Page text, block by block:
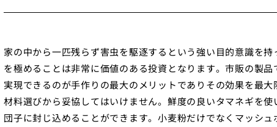
家の中から一匹残らず害虫を駆逐するという強い目的意識を
を極めることは非常に価値のある投資となります。市販の製
実現できるのが手作りの最大のメリットでありその効果を最
材料選びから妥協してはいけません。鮮度の良いタマネギを
団子に封じ込めることができます。小麦粉だけでなくマッシ